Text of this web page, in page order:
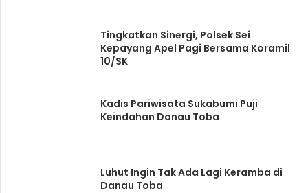
Tingkatkan Sinergi, Polsek Sei
Kepayang Apel Pagi Bersama Koramil
10/SK
Kadis Pariwisata Sukabumi Puji
Keindahan Danau Toba
Luhut Ingin Tak Ada Lagi Keramba di
Danau Toba